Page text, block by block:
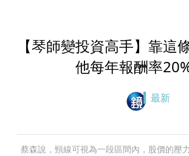
【琴師變投資高手】靠
他每年報酬率
最新
蔡森說，頸線可視為一段區間內，股價的壓